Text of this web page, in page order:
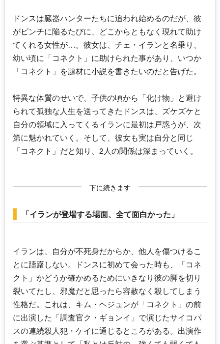
ドンスは臓器ハンターたちに追われ始めるのだが、彼
がピンチに陥るたびに、どこからともなく現れて助け
てくれる女性が…。彼女は、チェ・イランと名乗り、
幼い頃に「コネクト」に助けられた事があり、いつか
「コネクト」を題材に小説を書きたいのだと告げた。
特異な体質のせいで、子供の頃から「化け物」と避け
られて孤独な人生を送ってきたドンスは、ズケズケと
自分の領域に入ってくるイランに最初は戸惑うが、次
第に魅かれていく。そして、彼女も実は自分と同じ
「コネクト」だと知り、2人の関係は深まっていく。
下に続きます
「イランが登場する場面、全て面白かった」
イランは、自分が不死身だからか、他人を傷つけるこ
とに躊躇しない。ドンスに初めて会った時も、「コネ
クト」かどうか確かめるためにいきなり彼の脚を切り
裂いてたし、邪魔だと思ったら容赦なく殺してしまう
性格だ。これは、キム・ヘジュンが「コネクト」の前
に出演した「調査官ク・ギョンイ」で演じたサイコパ
スの連続殺人犯・ケイに通じるところがある。出演作